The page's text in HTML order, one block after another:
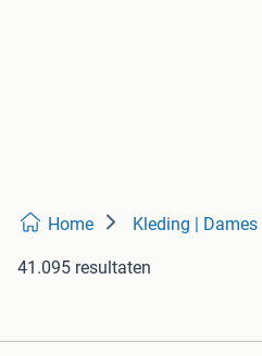
Home Kleding | Dames
41.095 resultaten